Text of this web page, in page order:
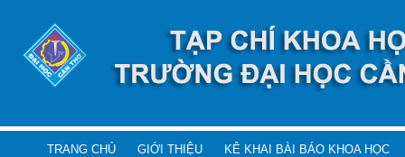
TRANG CHỦ GIỚI THIỆU KÊ KHAI BÀI BÁO KHOA HỌC